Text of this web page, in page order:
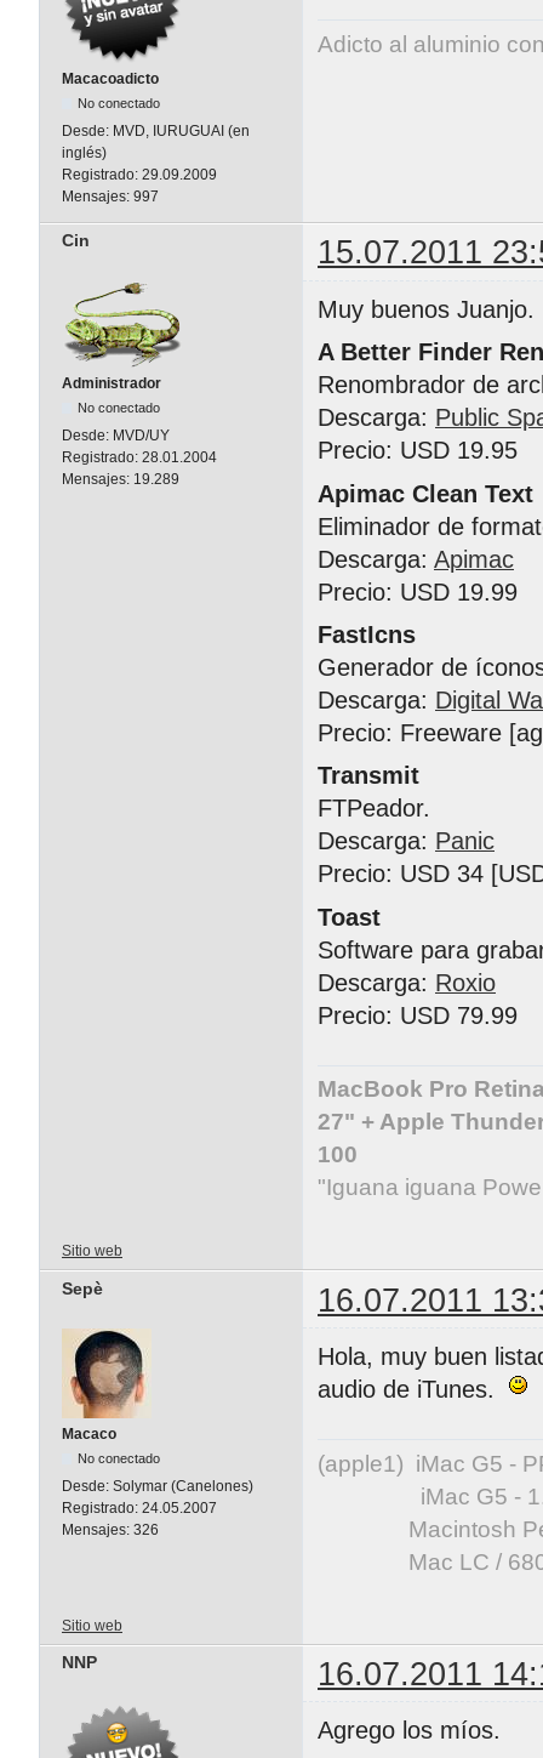
Macacoadicto
No conectado
Desde: MVD, IURUGUAI (en
inglés)
Registrado: 29.09.2009
Mensajes: 997
Adicto al aluminio
Cin 15.07.2011
Administrador
No conectado
Desde: MVD/UY
Registrado: 28.01.2004
Mensajes: 19.289
Muy buenos
A Better Finder
Renombrador de
Descarga: Public
Precio: USD 19.95
Apimac Clean Text
Eliminador de
Descarga: Apimac
Precio: USD 19.99
FastIcns
Generador de
Descarga: Digital
Precio: Freeware
Transmit
FTPeador.
Descarga: Panic
Precio: USD 34
Toast
Software para
Descarga: Roxio
Precio: USD 79.99
MacBook Pro
27" + Apple
100
"Iguana iguana
Sitio web
Sepè 16.07.2011
Macaco
No conectado
Desde: Solymar (Canelones)
Registrado: 24.05.2007
Mensajes: 326
Hola, muy buen
audio de iTunes.
(apple1) iMac G5 -
iMac G5 - 1.83
Macintosh
Mac LC / 68020
Sitio web
NNP 16.07.2011
Agrego los míos.